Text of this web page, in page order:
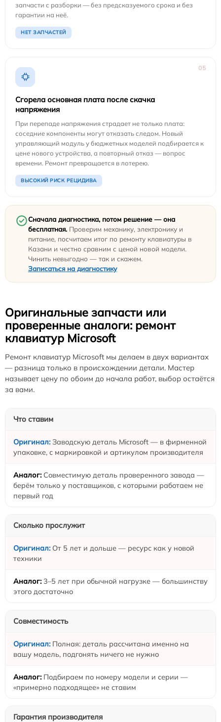
запчасти с разборки — без предсказуемого срока и без
гарантии на неё.
НЕТ ЗАПЧАСТЕЙ
05
Сгорела основная плата после скачка
напряжения
При перепаде напряжения страдает не только плата:
соседние компоненты могут отказать следом. Новый
управляющий модуль у бюджетных моделей подбирается к
цене нового устройства, а повторный отказ — вопрос
времени. Ремонт превращается в лотерею.
ВЫСОКИЙ РИСК РЕЦИДИВА
Сначала диагностика, потом решение — она
бесплатная. Проверим механику, электронику и
питание, посчитаем итог по ремонту клавиатуры в
Казани и честно сравним с ценой новой модели.
Чинить невыгодно — так и скажем.
Записаться на диагностику
Оригинальные запчасти или
проверенные аналоги: ремонт
клавиатур Microsoft
Ремонт клавиатур Microsoft мы делаем в двух вариантах
— разница только в происхождении детали. Мастер
называет цену по обоим до начала работ, выбор остаётся
за вами.
Что ставим
Заводскую деталь Microsoft — в фирменной
упаковке, с маркировкой и артикулом производителя
Совместимую деталь проверенного завода —
берём только у поставщиков, с которыми работаем не
первый год
Сколько прослужит
От 5 лет и дольше — ресурс как у новой
техники
3–5 лет при обычной нагрузке — большинству
этого достаточно
Совместимость
Полная: деталь рассчитана именно на
вашу модель, подгонять ничего не нужно
Подбираем по номеру модели и серии —
«примерно подходящее» не ставим
Гарантия производителя